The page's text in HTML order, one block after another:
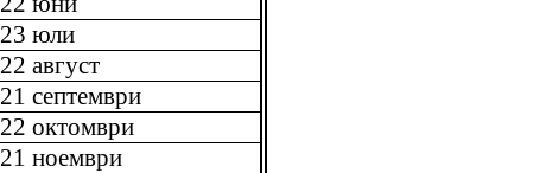
23 юли
22 август
21 септември
22 октомври
21 ноември